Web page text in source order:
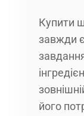
Купити
завжди
його